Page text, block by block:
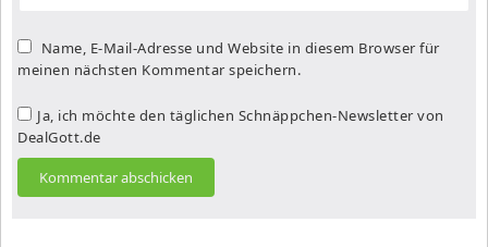
Name, E-Mail-Adresse und Website in diesem Browser für
meinen nächsten Kommentar speichern.
Ja, ich möchte den täglichen Schnäppchen-Newsletter von
DealGott.de